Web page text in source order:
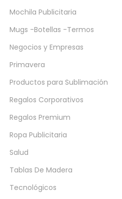
Mochila Publicitaria
Mugs -Botellas -Termos
Negocios y Empresas
Primavera
Productos para Sublimación
Regalos Corporativos
Regalos Premium
Ropa Publicitaria
Salud
Tablas De Madera
Tecnológicos